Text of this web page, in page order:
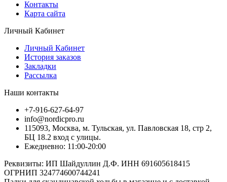
Контакты
Карта сайта
Личный Кабинет
Личный Кабинет
История заказов
Закладки
Рассылка
Наши контакты
+7-916-627-64-97
info@nordicpro.ru
115093, Москва, м. Тульская, ул. Павловская 18, стр 2,
БЦ 18.2 вход с улицы.
Ежедневно: 11:00-20:00
Реквизиты: ИП Шайдуллин Д.Ф. ИНН 691605618415
ОГРНИП 324774600744241